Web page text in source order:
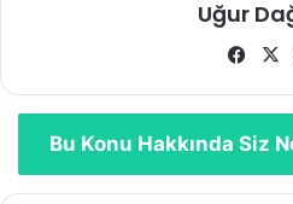
Uğur
Bu Konu Hakkında Siz